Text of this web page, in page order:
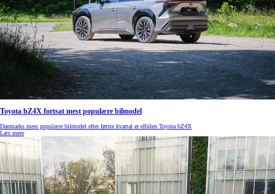
Toyota bZ4X fortsat mest populære bilmodel
Danmarks mest populære bilmodel efter første kvartal er elbilen Toyota bZ4X
Læs mere